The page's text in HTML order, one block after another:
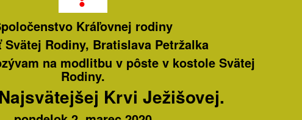
Kráľovnej rodiny
Svätej Rodiny, Bratislava Petržalka
na modlitbu v pôste v kostole Svätej
Rodiny.
Krvi Ježišovej.